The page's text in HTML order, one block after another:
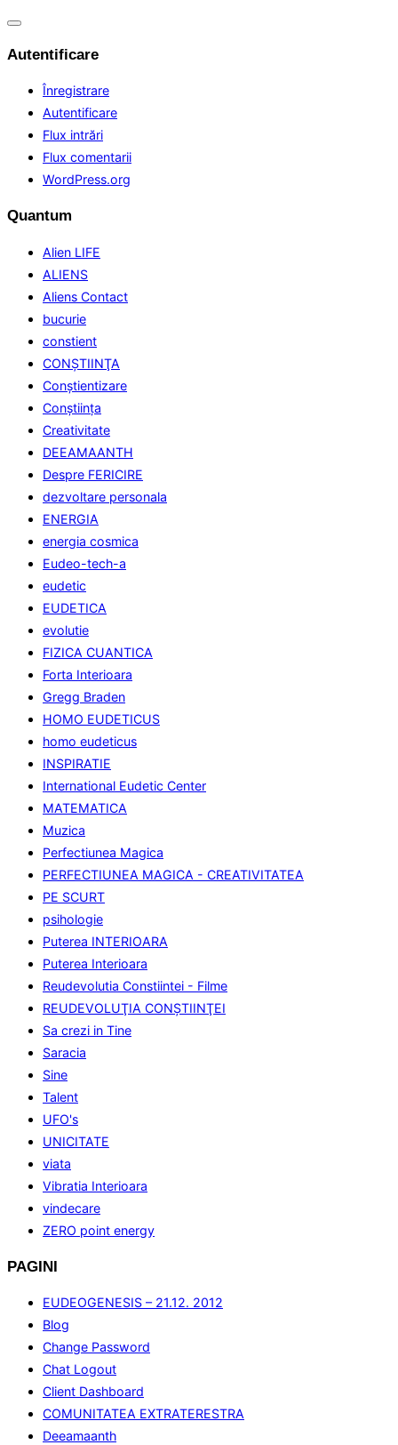
Comută
Autentificare
Înregistrare
Autentificare
Flux intrări
Flux comentarii
WordPress.org
Quantum
Alien LIFE
ALIENS
Aliens Contact
bucurie
constient
CONŞTIINŢA
Conştientizare
Conştiinţa
Creativitate
DEEAMAANTH
Despre FERICIRE
dezvoltare personala
ENERGIA
energia cosmica
Eudeo-tech-a
eudetic
EUDETICA
evolutie
FIZICA CUANTICA
Forta Interioara
Gregg Braden
HOMO EUDETICUS
homo eudeticus
INSPIRATIE
International Eudetic Center
MATEMATICA
Muzica
Perfectiunea Magica
PERFECTIUNEA MAGICA - CREATIVITATEA
PE SCURT
psihologie
Puterea INTERIOARA
Puterea Interioara
Reudevolutia Constiintei - Filme
REUDEVOLUŢIA CONŞTIINŢEI
Sa crezi in Tine
Saracia
Sine
Talent
UFO's
UNICITATE
viata
Vibratia Interioara
vindecare
ZERO point energy
PAGINI
EUDEOGENESIS – 21.12. 2012
Blog
Change Password
Chat Logout
Client Dashboard
COMUNITATEA EXTRATERESTRA
Deeamaanth